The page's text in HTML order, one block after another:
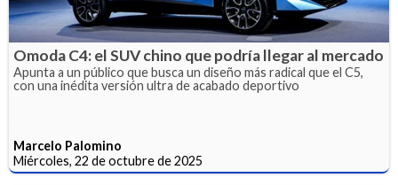
Omoda C4: el SUV chino que podría llegar al mercado
Apunta a un público que busca un diseño más radical que el C5,
con una inédita versión ultra de acabado deportivo
Marcelo Palomino
Miércoles, 22 de octubre de 2025